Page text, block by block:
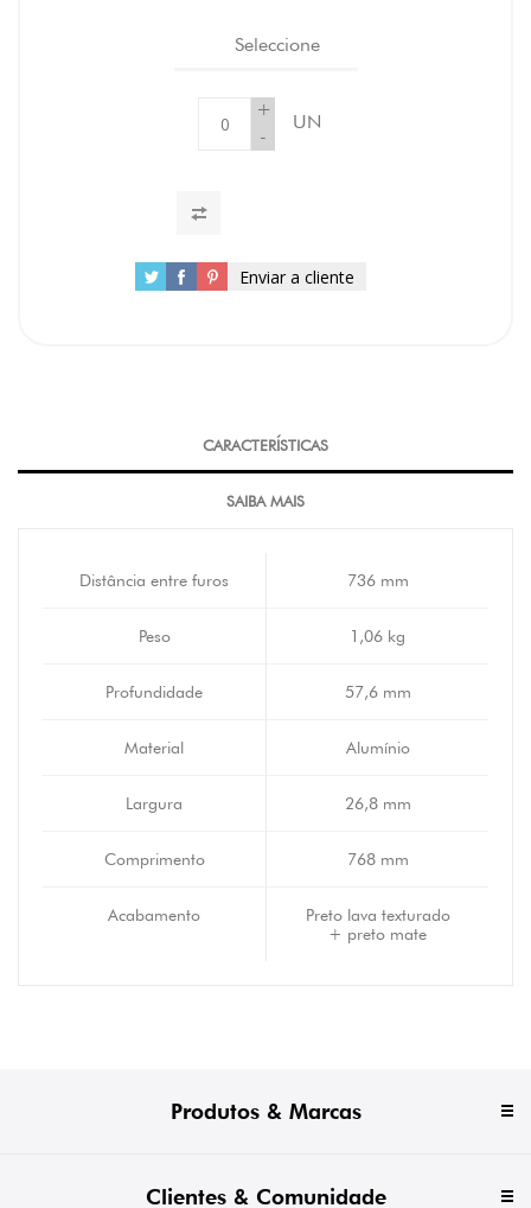
Seleccione
+
-
UN
Enviar a cliente
CARACTERÍSTICAS
SAIBA MAIS
Distância entre furos 736 mm
Peso 1,06 kg
Profundidade 57,6 mm
Material Alumínio
Largura 26,8 mm
Comprimento 768 mm
Acabamento
Preto lava texturado
+ preto mate
Produtos & Marcas
Clientes & Comunidade